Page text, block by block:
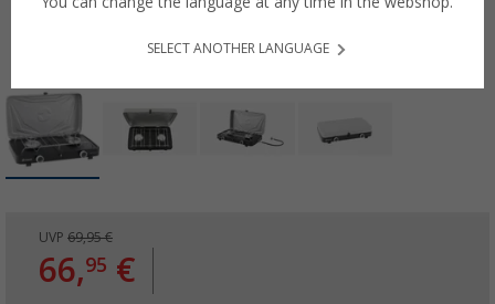
UVP 69,95 €
66,95 €
SELECT ANOTHER LANGUAGE